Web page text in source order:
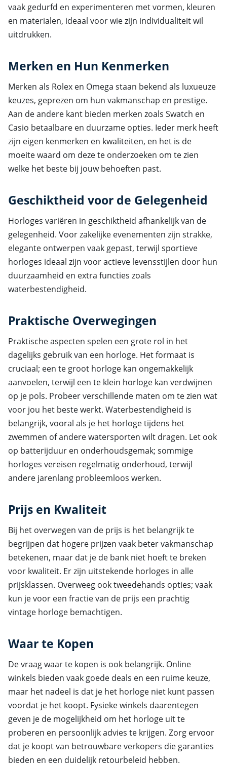
vaak gedurfd en experimenteren met vormen, kleuren
en materialen, ideaal voor wie zijn individualiteit wil
uitdrukken.
Merken en Hun Kenmerken
Merken als Rolex en Omega staan bekend als luxueuze
keuzes, geprezen om hun vakmanschap en prestige.
Aan de andere kant bieden merken zoals Swatch en
Casio betaalbare en duurzame opties. Ieder merk heeft
zijn eigen kenmerken en kwaliteiten, en het is de
moeite waard om deze te onderzoeken om te zien
welke het beste bij jouw behoeften past.
Geschiktheid voor de Gelegenheid
Horloges variëren in geschiktheid afhankelijk van de
gelegenheid. Voor zakelijke evenementen zijn strakke,
elegante ontwerpen vaak gepast, terwijl sportieve
horloges ideaal zijn voor actieve levensstijlen door hun
duurzaamheid en extra functies zoals
waterbestendigheid.
Praktische Overwegingen
Praktische aspecten spelen een grote rol in het
dagelijks gebruik van een horloge. Het formaat is
cruciaal; een te groot horloge kan ongemakkelijk
aanvoelen, terwijl een te klein horloge kan verdwijnen
op je pols. Probeer verschillende maten om te zien wat
voor jou het beste werkt. Waterbestendigheid is
belangrijk, vooral als je het horloge tijdens het
zwemmen of andere watersporten wilt dragen. Let ook
op batterijduur en onderhoudsgemak; sommige
horloges vereisen regelmatig onderhoud, terwijl
andere jarenlang probleemloos werken.
Prijs en Kwaliteit
Bij het overwegen van de prijs is het belangrijk te
begrijpen dat hogere prijzen vaak beter vakmanschap
betekenen, maar dat je de bank niet hoeft te breken
voor kwaliteit. Er zijn uitstekende horloges in alle
prijsklassen. Overweeg ook tweedehands opties; vaak
kun je voor een fractie van de prijs een prachtig
vintage horloge bemachtigen.
Waar te Kopen
De vraag waar te kopen is ook belangrijk. Online
winkels bieden vaak goede deals en een ruime keuze,
maar het nadeel is dat je het horloge niet kunt passen
voordat je het koopt. Fysieke winkels daarentegen
geven je de mogelijkheid om het horloge uit te
proberen en persoonlijk advies te krijgen. Zorg ervoor
dat je koopt van betrouwbare verkopers die garanties
bieden en een duidelijk retourbeleid hebben.